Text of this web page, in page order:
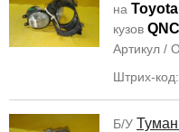
на
кузов
Артикул /
Штрих-
Б/У